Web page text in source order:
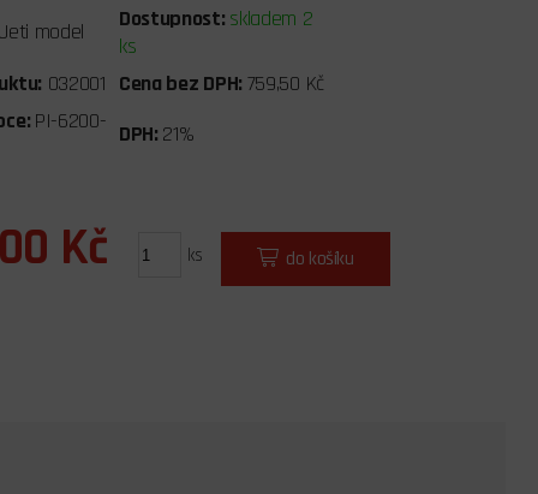
model Dostupnost: skladem 2
ks
032001 Cena bez DPH: 759,50 Kč
PI-6200- DPH: 21%
Kč ks do košíku